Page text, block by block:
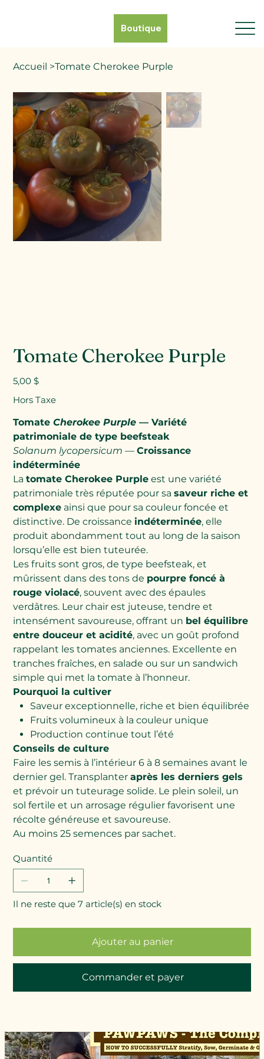
Boutique
Accueil >Tomate Cherokee Purple
Tomate Cherokee Purple
Prix
5,00 $
Hors Taxe
TomateCherokee Purple — Variété
patrimoniale de type beefsteak
Solanum lycopersicum —Croissance
indéterminée
Latomate Cherokee Purple est une variété
patrimoniale très réputée pour sasaveur riche et
complexe ainsi que pour sa couleur foncée et
distinctive. De croissance indéterminée, elle
produit abondamment tout au long de la saison
lorsqu’elle est bien tuteurée.
Les fruits sont gros, de type beefsteak, et
mûrissent dans des tons de pourpre foncé à
rouge violacé, souvent avec des épaules
verdâtres. Leur chair est juteuse, tendre et
intensément savoureuse, offrant un bel équilibre
entre douceur et acidité, avec un goût profond
rappelant les tomates anciennes. Excellente en
tranches fraîches, en salade ou sur un sandwich
simple qui met la tomate à l’honneur.
Pourquoi la cultiver
Saveur exceptionnelle, riche et bien équilibrée
Fruits volumineux à la couleur unique
Production continue tout l’été
Conseils de culture
Faire les semis à l’intérieur 6 à 8 semaines avant le
dernier gel. Transplanteraprès les derniers gels
et prévoir un tuteurage solide. Le plein soleil, un
sol fertile et un arrosage régulier favorisent une
récolte généreuse et savoureuse.
Au moins 25 semences par sachet.
Quantité
Il ne reste que 7 article(s) en stock
Ajouter au panier
Commander et payer